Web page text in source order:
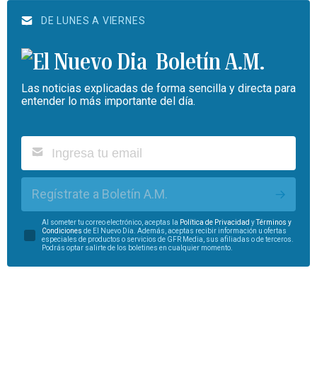
DE LUNES A VIERNES
Boletín A.M.
Las noticias explicadas de forma sencilla y directa para
entender lo más importante del día.
Regístrate a Boletín A.M.
Al someter tu correo electrónico, aceptas la Política de Privacidad yTérminos y
Condiciones de El Nuevo Día. Además, aceptas recibir información u ofertas
especiales de productos o servicios de GFR Media, sus afiliadas o de terceros.
Podrás optar salirte de los boletines en cualquier momento.